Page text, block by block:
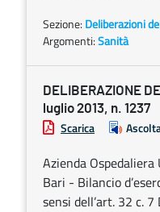
Sezione: Deliberazioni
Argomenti:Sanità
DELIBERAZIONE
luglio 2013, n. 1237
Scarica
Azienda
Bari - Bilancio
sensi dell’art. 32 c.